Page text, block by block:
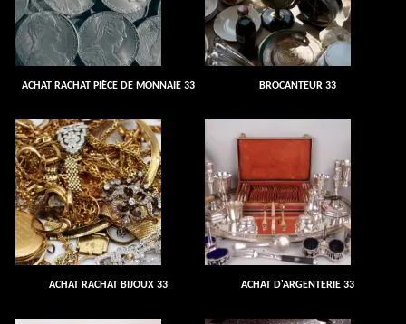
ACHAT RACHAT PIÈCE DE MONNAIE 33 BROCANTEUR 33
ACHAT RACHAT BIJOUX 33 ACHAT D'ARGENTERIE 33